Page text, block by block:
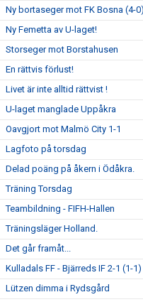
Ny bortaseger mot FK Bosna (4-0)
Ny Femetta av U-laget!
Storseger mot Borstahusen
En rättvis förlust!
Livet är inte alltid rättvist !
U-laget manglade Uppåkra
Oavgjort mot Malmö City 1-1
Lagfoto på torsdag
Delad poäng på åkern i Ödåkra.
Träning Torsdag
Teambildning - FIFH-Hallen
Träningsläger Holland.
Det går framåt...
Kulladals FF - Bjärreds IF 2-1 (1-1)
Lützen dimma i Rydsgård